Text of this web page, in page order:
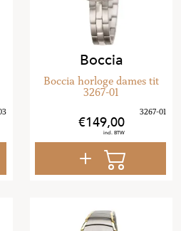
Boccia
Boccia horloge dames tit
3267-01
149,00